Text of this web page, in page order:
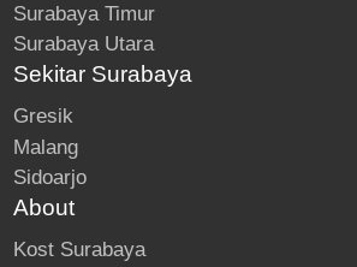
Surabaya Timur
Surabaya Utara
Sekitar Surabaya
Gresik
Malang
Sidoarjo
About
Kost Surabaya